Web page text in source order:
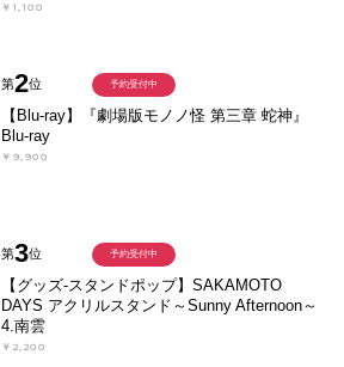
￥1,100
第2位
【Blu-ray】『劇場版モノノ怪 第三章 蛇神』
Blu-ray
￥9,900
予約受付中
第3位
【グッズ-スタンドポップ】SAKAMOTO
DAYS アクリルスタンド～Sunny Afternoon～
4.南雲
￥2,200
予約受付中